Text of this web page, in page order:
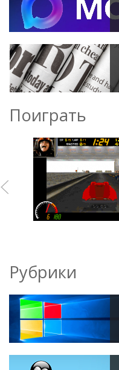
Поиграть
Рубрики